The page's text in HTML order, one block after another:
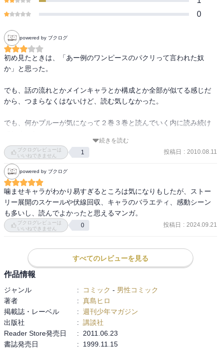
0
powered by ブクログ
初め見たときは、「あー例のワンピースのパクリって言われた奴
か」と思った。
でも、話の流れとかメインキャラとか構成とか全部が似てる感じだ
から、つまらなくはないけど、読む気しなかった。
でも、何かプルーが気になって２巻３巻と読んでいく内に読み続け
続きを読む
ブクログレビューは
いいねできません
1 投稿日 : 2010.08.11
powered by ブクログ
噛ませキャラがわかり易すぎるところは気になりもしたが、ストー
リー展開のスケールや伏線回収、キャラのバラエティ、感動シーン
も多いし、読んでよかったと思えるマンガ。
ブクログレビューは
いいねできません
0 投稿日 : 2024.09.21
すべてのレビューを見る
作品情報
ジャンル : コミック - 男性コミック
著者
: 真島ヒロ
掲載誌・レーベル
: 週刊少年マガジン
出版社
: 講談社
Reader Store発売日
:
2011.06.23
書誌発売日
:
1999.11.15